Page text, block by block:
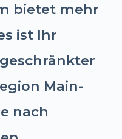
bietet mehr
ist Ihr
Main-
nach